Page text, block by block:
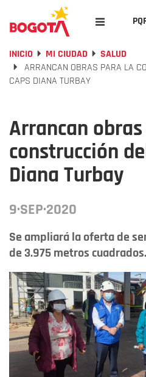
INICIO MI CIUDAD
SALUD
ARRANCAN OBRAS PARA LA
CAPS DIANA TURBAY
Arrancan
construcción
Diana Turbay
9·SEP·2020
Se ampliará la oferta de
de 3.975 metros cuadrados.